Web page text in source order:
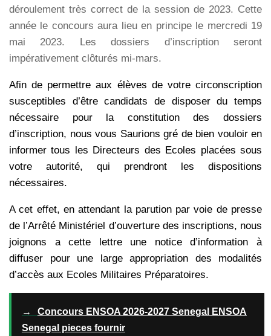
déroulement très correct de la session de 2023. Cette
année le concours aura lieu en principe le mercredi 19
mai 2023. Les dossiers d’inscription seront
impérativement clôturés mi-mars.
Afin de permettre aux élèves de votre circonscription
susceptibles d’être candidats de disposer du temps
nécessaire pour la constitution des dossiers
d’inscription, nous vous Saurions gré de bien vouloir en
informer tous les Directeurs des Ecoles placées sous
votre autorité, qui prendront les dispositions
nécessaires.
A cet effet, en attendant la parution par voie de presse
de l’Arrêté Ministériel d’ouverture des inscriptions, nous
joignons a cette lettre une notice d’information à
diffuser pour une
large appropriation des modalités
d’accès aux Ecoles Militaires Préparatoires.
→
Concours ENSOA 2026-2027 Senegal ENSOA
Senegal pieces fournir